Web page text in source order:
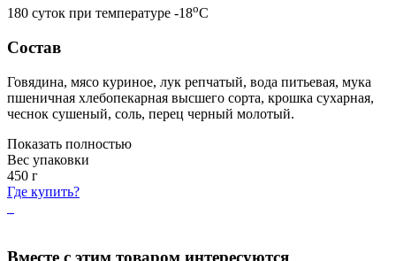
180 суток при температуре -18oС
Состав
Говядина, мясо куриное, лук репчатый, вода питьевая, мука
пшеничная хлебопекарная высшего сорта, крошка сухарная,
чеснок сушеный, соль, перец черный молотый.
Показать полностью
Вес упаковки
450 г
Где купить?
Вместе с этим товаром интересуются